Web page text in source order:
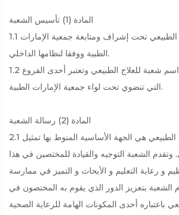
المادة (1) تأسيس الشعبة
1.1 تؤسس شعبة العلاج الطبيعي تحت إشراف ومتابعة جمعية الإمارات
الطبية ووفقا لنظامها الداخلي.
1.2 تؤسس الشعبة تحت اسم شعبة للعلاج الطبيعي وتعتبر أحدى الفروع
التي تنضوي تحت لواء جمعية الإمارات الطبية.
المادة (2) رسالة الشعبة
2.1 تعتبر شعبة للعلاج الطبيعي هي الجهة الأساسية المنوط بها تمثيل
الشعبة التوجيه والقيادة للمختصين في هذا
و رعاية التعليم و الأبحاث و التميز في ممارسة
الشعبة بتعزيز الدور الذي يقوم به المختصون في
باعتباره أحدى المكونات الهامة للرعاية الصحية